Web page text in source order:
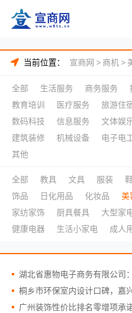
当前位置： 宣商网 > 商机>
全部 生活服务 商务服务
教育培训
医疗服务 旅游住
数码科技
信息服务 文体娱
建筑装修
机械设备 电子电
其他
全部 教具 文具 服装
饰品
日化用品 化妆品 美
家纺家饰
厨具餐具 大型家
健康电器
生活小家电 成人